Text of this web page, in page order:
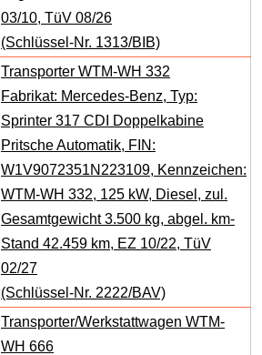
03/10, TüV 08/26
(Schlüssel-Nr. 1313/BIB)
Transporter WTM-WH 332
Fabrikat: Mercedes-Benz, Typ:
Sprinter 317 CDI Doppelkabine
Pritsche Automatik, FIN:
W1V9072351N223109, Kennzeichen:
WTM-WH 332, 125 kW, Diesel, zul.
Gesamtgewicht 3.500 kg, abgel. km-
Stand 42.459 km, EZ 10/22, TüV
02/27
(Schlüssel-Nr. 2222/BAV)
Transporter/Werkstattwagen WTM-
WH 666